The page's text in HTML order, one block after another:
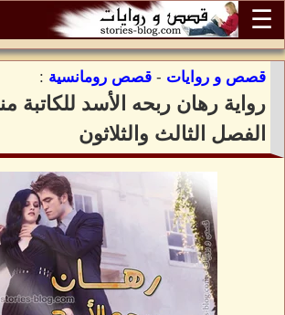
☰
قصص و روايات - قصص رومانسية :
رواية رهان ربحه الأسد للكاتبة
الفصل الثالث والثلاثون